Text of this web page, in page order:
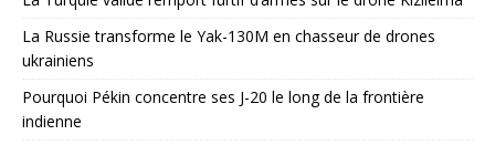
La Russie transforme le Yak-130M en chasseur de drones
ukrainiens
Pourquoi Pékin concentre ses J-20 le long de la frontière
indienne